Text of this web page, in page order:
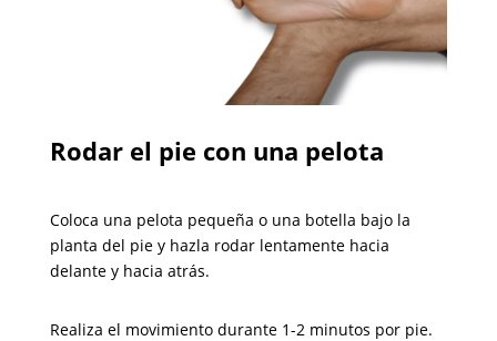
Rodar el pie con una pelota
Coloca una pelota pequeña o una botella bajo la
planta del pie y hazla rodar lentamente hacia
delante y hacia atrás.
Realiza el movimiento durante 1-2 minutos por pie.